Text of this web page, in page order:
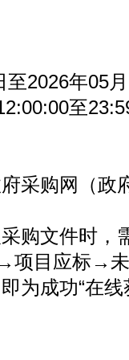
2026年05月
至
购网（政
文件时，
项目应标→
为成功“在线